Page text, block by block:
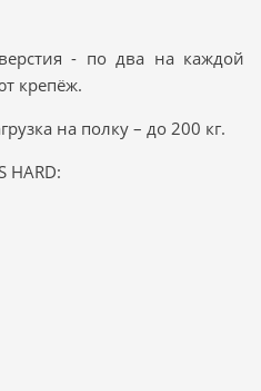
- по два на каждой
крепёж.
на полку – до 200 кг.
HARD: